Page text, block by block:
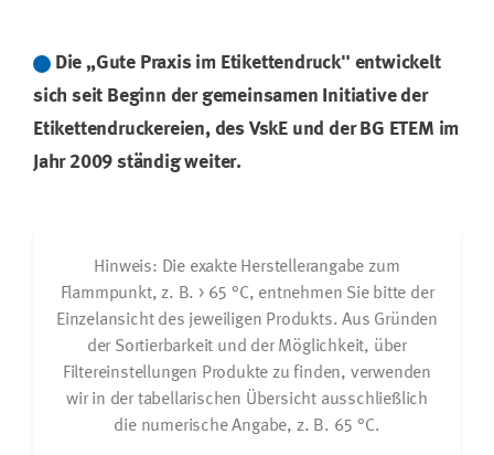
Die „Gute Praxis im Etikettendruck" entwickelt
sich seit Beginn der gemeinsamen Initiative der
Etikettendruckereien, des VskE und der BG ETEM im
Jahr 2009 ständig weiter.
Hinweis: Die exakte Herstellerangabe zum
Flammpunkt, z. B. > 65 °C, entnehmen Sie bitte der
Einzelansicht des jeweiligen Produkts. Aus Gründen
der Sortierbarkeit und der Möglichkeit, über
Filtereinstellungen Produkte zu finden, verwenden
wir in der tabellarischen Übersicht ausschließlich
die numerische Angabe, z. B. 65 °C.